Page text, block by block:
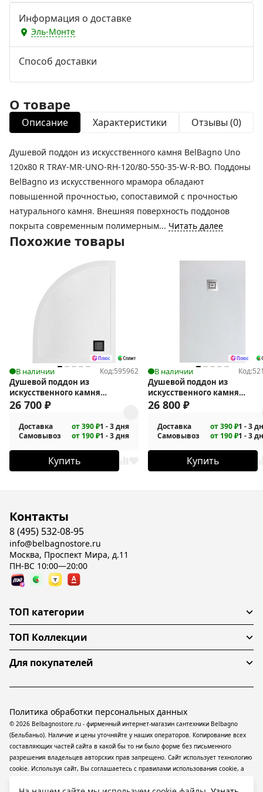
Информация о доставке
Эль-Монте
Способ доставки
О товаре
Описание Характеристики Отзывы (0)
Душевой поддон из искусственного камня BelBagno Uno
120x80 R TRAY-MR-UNO-RH-120/80-550-35-W-R-BO. Поддоны
BelBagno из искусственного мрамора обладают
повышенной прочностью, сопоставимой с прочностью
натурального камня. Внешняя поверхность поддонов
покрыта современным полимерным... Читать далее
Похожие товары
В наличии Код:595962
Душевой поддон из
искусственного камня
BelBagno Uno 120x80 R TRAY-MR-
26 700 ₽
Доставка от 390 ₽1 - 3 дня
Самовывоз
от 190 ₽1 - 3 дня
Купить
В наличии Код:
Душевой поддон из
искусственного камня
BelBagno Uno 120x90 TRAY-
26 800 ₽
Доставка от 390 ₽1 - 3
Самовывоз
от 190 ₽1 - 3
Купить
Контакты
8 (495) 532-08-95
info@belbagnostore.ru
Москва, Проспект Мира, д.11
ПН-ВС 10:00—20:00
ТОП категории
ТОП Коллекции
Для покупателей
© 2026 Belbagnostore.ru - фирменный интернет-магазин сантехники Belbagno
(Бельбаньо). Наличие и цены уточняйте у наших операторов. Копирование всех
составляющих частей сайта в какой бы то ни было форме без письменного
разрешения владельцев авторских прав запрещено. Сайт использует технологию
cookie. Используя сайт, Вы соглашаетесь с правилами использования cookie, а
Политика обработки персональных данных